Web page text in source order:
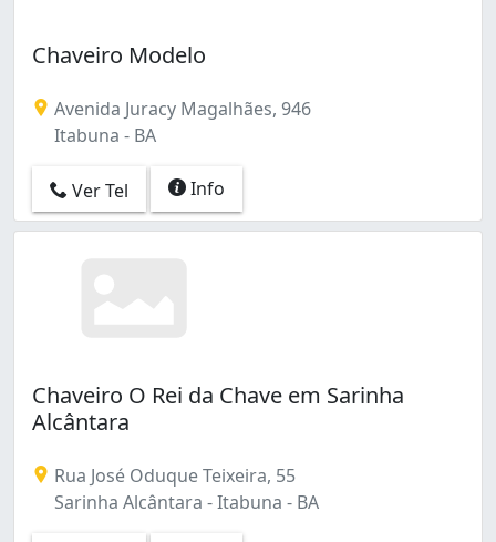
Chaveiro Modelo
Avenida Juracy Magalhães, 946
Itabuna - BA
Ver Tel Info
Chaveiro O Rei da Chave em Sarinha
Alcântara
Rua José Oduque Teixeira, 55
Sarinha Alcântara - Itabuna - BA